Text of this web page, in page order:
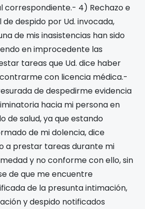
correspondiente.- 4) Rechazo e
despido por Ud. invocada,
de mis inasistencias han sido
en improcedente las
tareas que Ud. dice haber
con licencia médica.-
de despedirme evidencia
hacia mi persona en
de salud, ya que estando
de mi dolencia, dice
a prestar tareas durante mi
y no conforme con ello, sin
de que me encuentre
de la presunta intimación,
y despido notificados